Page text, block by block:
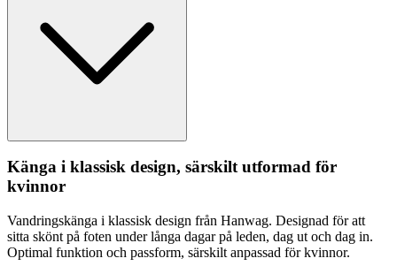
Känga i klassisk design, särskilt utformad för
kvinnor
Vandringskänga i klassisk design från Hanwag. Designad för att
sitta skönt på foten under långa dagar på leden, dag ut och dag in.
Optimal funktion och passform, särskilt anpassad för kvinnor.